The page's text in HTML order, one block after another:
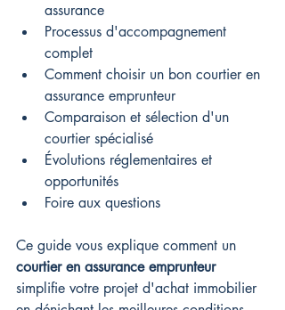
assurance
Processus d'accompagnement
complet
Comment choisir un bon courtier en
assurance emprunteur
Comparaison et sélection d'un
courtier spécialisé
Évolutions réglementaires et
opportunités
Foire aux questions
Ce guide vous explique comment un
courtier en assurance emprunteur
simplifie votre projet d'achat immobilier